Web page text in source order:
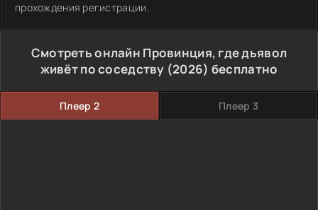
прохождения регистрации.
Смотреть онлайн Провинция, где дьявол
живёт по соседству (2026) бесплатно
Плеер 2 Плеер 3